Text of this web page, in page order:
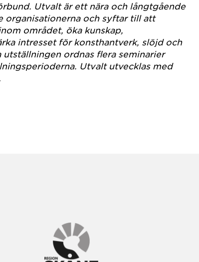
Utvalt är ett nära och långtgående
organisationerna och syftar till att
området, öka kunskap,
intresset för konsthantverk, slöjd och
ordnas flera seminarier
Utvalt utvecklas med